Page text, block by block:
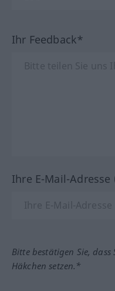
Ihr Feedback*
Ihre E-Mail-
Bitte bestätigen Sie, dass
Häkchen setzen.*